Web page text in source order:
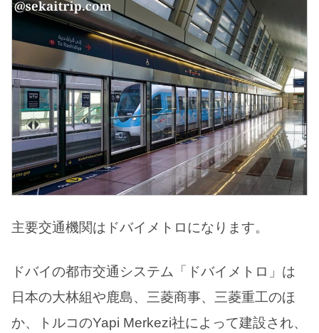
主要交通機関はドバイメトロになります。
ドバイの都市交通システム「ドバイメトロ」は
日本の大林組や鹿島、三菱商事、三菱重工のほ
か、トルコのYapi Merkezi社によって建設され、